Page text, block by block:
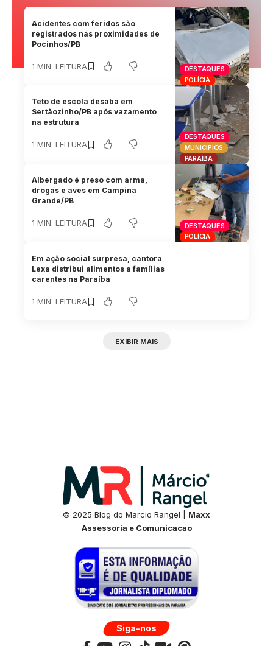
DESTAQUES
POLÍCIA
Acidentes com feridos são
registrados nas proximidades de
Pocinhos/PB
1 MIN. LEITURA
DESTAQUES
MUNICÍPIOS
PARAÍBA
Teto de escola desaba em
Sertãozinho/PB após vazamento
na estrutura
1 MIN. LEITURA
DESTAQUES
POLÍCIA
Albergado é preso com arma,
drogas e aves em Campina
Grande/PB
1 MIN. LEITURA
Em ação social surpresa, cantora
Lexa distribui alimentos a famílias
carentes na Paraíba
1 MIN. LEITURA
EXIBIR MAIS
© 2025 Blog do Marcio Rangel | Maxx
Assessoria e Comunicacao
Siga-nos